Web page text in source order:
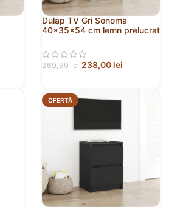
Dulap TV Gri Sonoma
40x35x54 cm lemn prelucrat
269,99lei 238,00 lei
OFERTĂ